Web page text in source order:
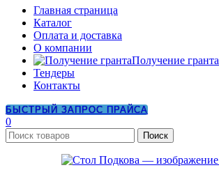
Главная страница
Каталог
Оплата и доставка
О компании
Получение гранта
Тендеры
Контакты
БЫСТРЫЙ ЗАПРОС ПРАЙСА
0
Поиск